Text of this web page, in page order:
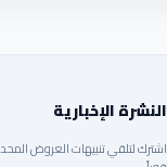
النشرة الإخبارية
اشترك لتلقي تنبيهات العروض